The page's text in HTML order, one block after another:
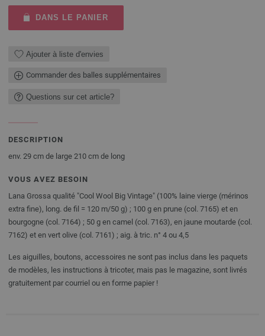
DANS LE PANIER
Ajouter à liste d'envies
Commander des balles supplémentaires
Questions sur cet article?
DESCRIPTION
env. 29 cm de large 210 cm de long
VOUS AVEZ BESOIN
Lana Grossa qualité "Cool Wool Big Vintage" (100% laine vierge (mérinos
extra fine), long. de fil = 120 m/50 g) ; 100 g en prune (col. 7165) et en
bourgogne (col. 7164) ; 50 g en camel (col. 7163), en jaune moutarde (col.
7162) et en vert olive (col. 7161) ; aig. à tric. n° 4 ou 4,5
Les aiguilles, boutons, accessoires ne sont pas inclus dans les paquets
de modèles, les instructions à tricoter, mais pas le magazine, sont livrés
gratuitement par courriel ou en forme papier !